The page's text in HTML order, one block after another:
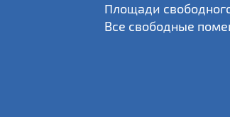
Площади
Все свободные